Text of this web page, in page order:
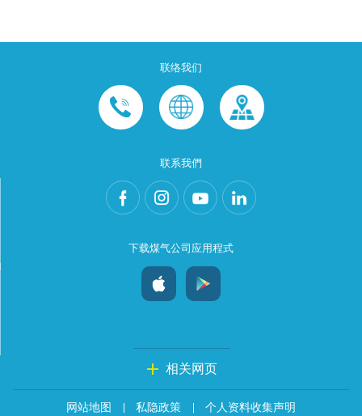
联络我们
联系我們
下载煤气公司应用程式
相关网页
网站地图 私隐政策 个人资料收集声明